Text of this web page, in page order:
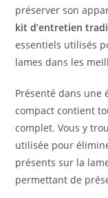
préserver son
kit d’entretien
essentiels utilisés
lames dans les
Présenté dans une
compact contient
complet. Vous y
utilisée pour
présents sur la
permettant de